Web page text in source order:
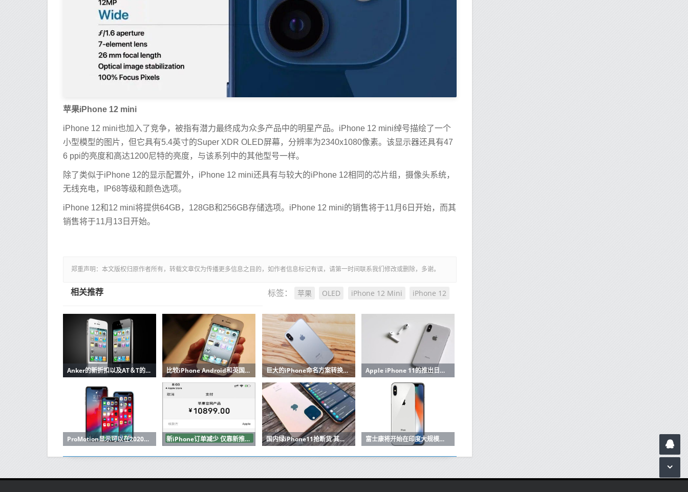
苹果iPhone 12 mini
iPhone 12 mini也加入了竞争，被指有潜力最终成为众多产品中的明星产品。iPhone 12 mini绰号描绘了一个
小型模型的图片，但它具有5.4英寸的Super XDR OLED屏幕，分辨率为2340x1080像素。该显示器还具有47
6 ppi的亮度和高达1200尼特的亮度，与该系列中的其他型号一样。
除了类似于iPhone 12的显示配置外，iPhone 12 mini还具有与较大的iPhone 12相同的芯片组，摄像头系统，
无线充电，IP68等级和颜色选项。
iPhone 12和12 mini将提供64GB，128GB和256GB存储选项。iPhone 12 mini的销售将于11月6日开始，而其
销售将于11月13日开始。
郑重声明：本文版权归原作者所有，转载文章仅为传播更多信息之目的，如作者信息标记有误，请第一时间联系我们修改或删除，多谢。
标签： 苹果 OLED iPhone 12 Mini iPhone 12
相关推荐
Anker的新折扣以及AT＆T的最新iPhone优惠 比较iPhone Android和英国其他电话市场的手机交易和合约 巨大的iPhone命名方案转换可能正在进行中 Apple iPhone 11的推出日期与三合一后置摄像头泄露
ProMotion显示可以在2020年推出iPhone 新iPhone订单减少 仅靠新推出的午夜绿配色挺着 国内绿iPhone11抢断货 其他颜色暗淡无以为 富士康将开始在印度大规模生产最新的iPhone